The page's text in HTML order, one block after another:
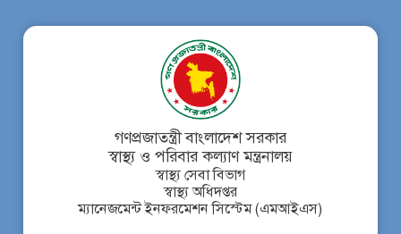
গণপ্রজাতন্ত্রী বাংলাদেশ সরকার
স্বাস্থ্য ও পরিবার কল্যাণ মন্ত্রনালয়
স্বাস্থ্য সেবা বিভাগ
স্বাস্থ্য অধিদপ্তর
ম্যানেজমেন্ট ইনফরমেশন সিস্টেম (এমআইএস)